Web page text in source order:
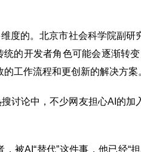
度的。北京市社会科学院副
的开发者角色可能会逐渐转
工作流程和更创新的解决方案
讨论中，不少网友担心AI的加
被AI“替代”这件事，他已经“